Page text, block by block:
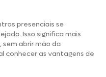
presenciais se
Isso significa mais
abrir mão da
conhecer as vantagens de